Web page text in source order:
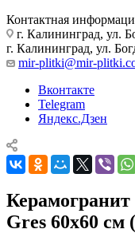
Контактная
г. Калининград, ул.
г. Калининград, ул.
mir-plitki@mir-
Вконтакте
Telegram
Яндекс.Дзен
Gres 60x60 см